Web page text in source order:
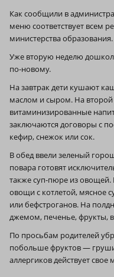
Как сообщили в
меню соответствует всем
министерства образования.
Уже вторую неделю
по-новому.
На завтрак дети кушают
маслом и сыром. На второй
витаминизированные
заключаются договоры с
кефир, снежок или сок.
В обед ввели зеленый
повара готовят
также суп-пюре из
овощи с котлетой, мясное
или бефстроганов. На
джемом, печенье, фрукты,
По просьбам родителей
побольше фруктов —
аллергиков действует свое